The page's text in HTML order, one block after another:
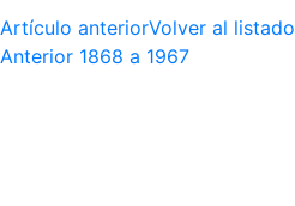
Artículo anteriorVolver al listado
Anterior 1868 a 1967